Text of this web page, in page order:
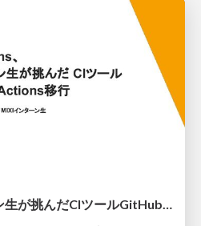
脱Jenkins、インターン生が挑んだCIツールGitHubActions移行